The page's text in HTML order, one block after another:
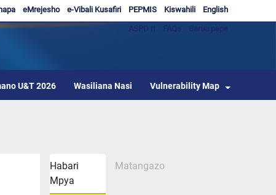
English
Kiswahili
PEPMIS
e-Vibali Kusafiri
eMrejesho
U&T 2026 Wasiliana Nasi Vulnerability Map
Habari
Mpya
Matangazo